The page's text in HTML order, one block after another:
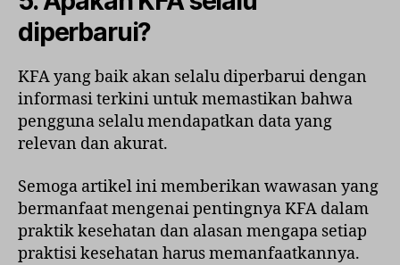
diperbarui?
KFA yang baik akan selalu diperbarui dengan
informasi terkini untuk memastikan bahwa
pengguna selalu mendapatkan data yang
relevan dan akurat.
Semoga artikel ini memberikan wawasan yang
bermanfaat mengenai pentingnya KFA dalam
praktik kesehatan dan alasan mengapa setiap
praktisi kesehatan harus memanfaatkannya.